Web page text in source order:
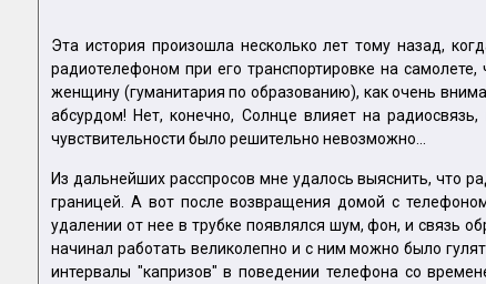
Эта история произошла несколько лет тому назад,
радиотелефоном при его транспортировке на
женщину (гуманитария по образованию), как очень
абсурдом! Нет, конечно, Солнце влияет на
чувствительности было решительно невозможно...
Из дальнейших расспросов мне удалось выяснить, что
границей. А вот после возвращения домой с
удалении от нее в трубке появлялся шум, фон, и связь
начинал работать великолепно и с ним можно было
интервалы "капризов" в поведении телефона со